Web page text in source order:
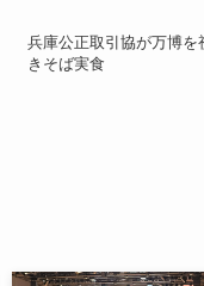
兵庫公正取引協が万博を
きそば実食